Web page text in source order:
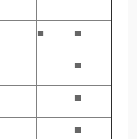
■ ■
■
■
■